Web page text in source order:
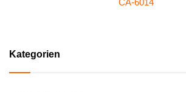
Kategorien
CA-6014